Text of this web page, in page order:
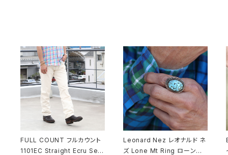
FULL COUNT フルカウント
1101EC Straight Ecru Selv
Leonard Nez レオナルド ネ
ズ Lone Mt Ring ローンマ